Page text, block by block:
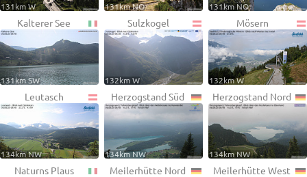
131km W 131km NO 131km NO
Kalterer See
131km SW
Sulzkogel
132km W
Mösern
132km W
Leutasch
134km NW
Herzogstand Süd
134km NW
Herzogstand Nord
134km NW
Naturns Plaus Meilerhütte Nord Meilerhütte West